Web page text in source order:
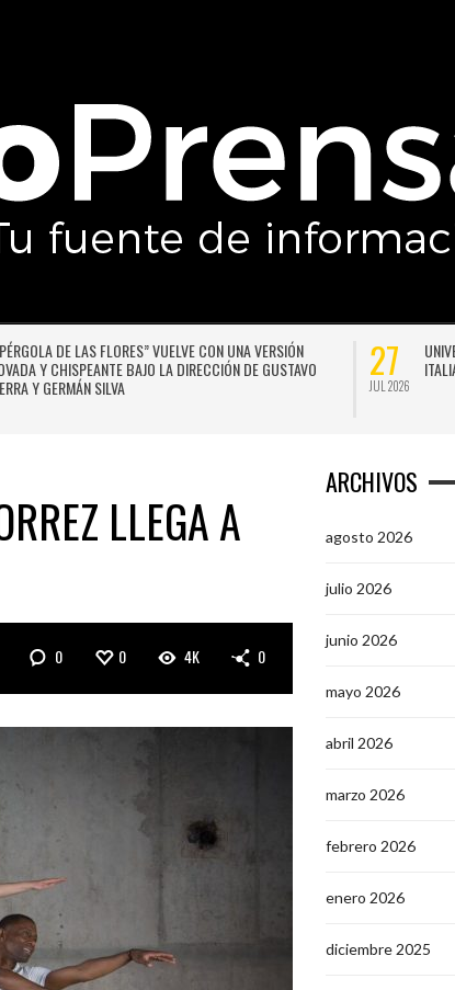
UNIVERSIDAD DE CHILE VENCE CON SUFRIMIENTO A AUDAX
ITALIANO Y SE INSTALA EN LA PELEA POR EL SEGUNDO LUGAR
27
LLEGA A
0 0 4K 0
ARCHIVOS
agosto 2026
julio 2026
junio 2026
mayo 2026
abril 2026
marzo 2026
febrero 2026
enero 2026
diciembre 2025